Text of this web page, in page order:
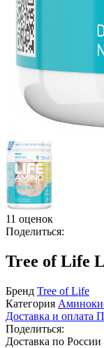
11 оценок
Поделиться:
Tree of Life
Бренд Tree of Life
Категория
Доставка и оплата
Поделиться:
Доставка по России